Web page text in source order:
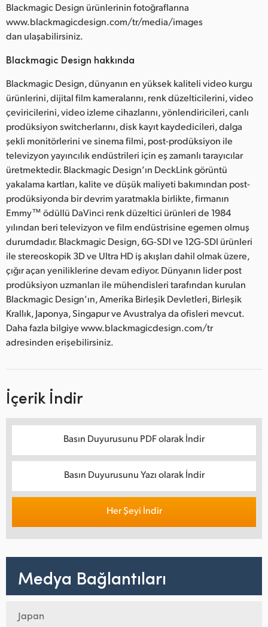
Blackmagic Design ürünlerinin fotoğraflarına
www.blackmagicdesign.com/tr/media/images
dan ulaşabilirsiniz.
Blackmagic Design hakkında
Blackmagic Design, dünyanın en yüksek kaliteli video kurgu
ürünlerini, dijital film kameralarını, renk düzelticilerini, video
çeviricilerini, video izleme cihazlarını, yönlendiricileri, canlı
prodüksiyon switcherlarını, disk kayıt kaydedicileri, dalga
şekli monitörlerini ve sinema filmi, post-prodüksiyon ile
televizyon yayıncılık endüstrileri için eş zamanlı tarayıcılar
üretmektedir. Blackmagic Design’ın DeckLink görüntü
yakalama kartları, kalite ve düşük maliyeti bakımından post-
prodüksiyonda bir devrim yaratmakla birlikte, firmanın
Emmy™ ödüllü DaVinci renk düzeltici ürünleri de 1984
yılından beri televizyon ve film endüstrisine egemen olmuş
durumdadır. Blackmagic Design, 6G-SDI ve 12G-SDI ürünleri
ile stereoskopik 3D ve Ultra HD iş akışları dahil olmak üzere,
çığır açan yeniliklerine devam ediyor. Dünyanın lider post
prodüksiyon uzmanları ile mühendisleri tarafından kurulan
Blackmagic Design’ın, Amerika Birleşik Devletleri, Birleşik
Krallık, Japonya, Singapur ve Avustralya da ofisleri mevcut.
Daha fazla bilgiye www.blackmagicdesign.com/tr
adresinden erişebilirsiniz.
İçerik İndir
Basın Duyurusunu PDF olarak İndir
Basın Duyurusunu Yazı olarak İndir
Her Şeyi İndir
Medya Bağlantıları
Japan